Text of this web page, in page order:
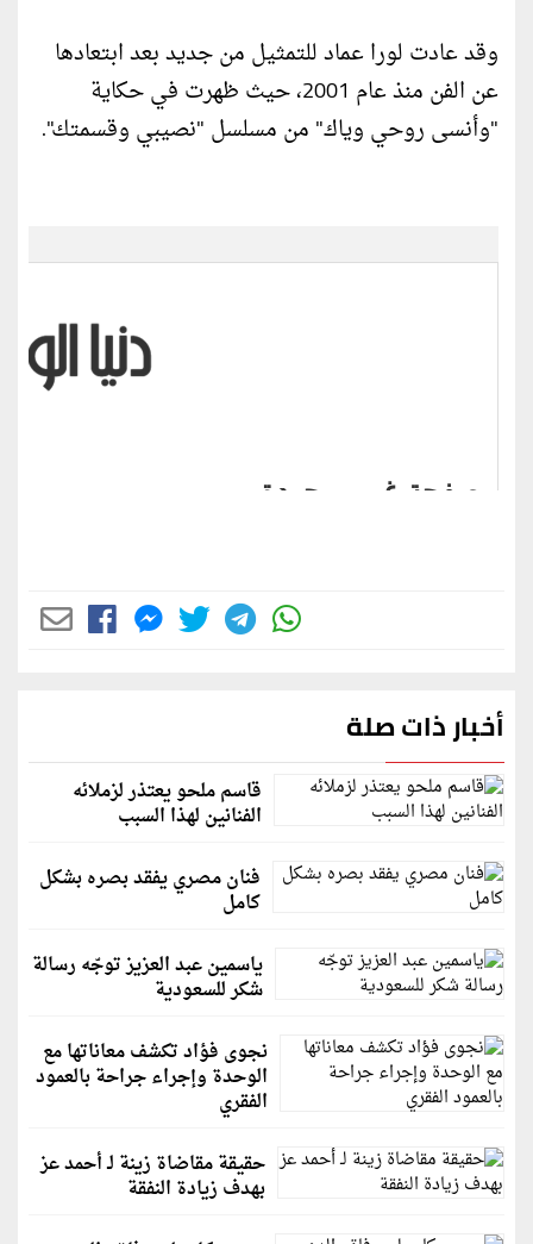
وقد عادت لورا عماد للتمثيل من جديد بعد ابتعادها
عن الفن منذ عام 2001، حيث ظهرت في حكاية
"وأنسى روحي وياك" من مسلسل "نصيبي وقسمتك".
أخبار ذات صلة
قاسم ملحو يعتذر لزملائه
الفنانين لهذا السبب
فنان مصري يفقد بصره بشكل
كامل
ياسمين عبد العزيز توجّه رسالة
شكر للسعودية
نجوى فؤاد تكشف معاناتها مع
الوحدة وإجراء جراحة بالعمود
الفقري
حقيقة مقاضاة زينة لـ أحمد عز
بهدف زيادة النفقة